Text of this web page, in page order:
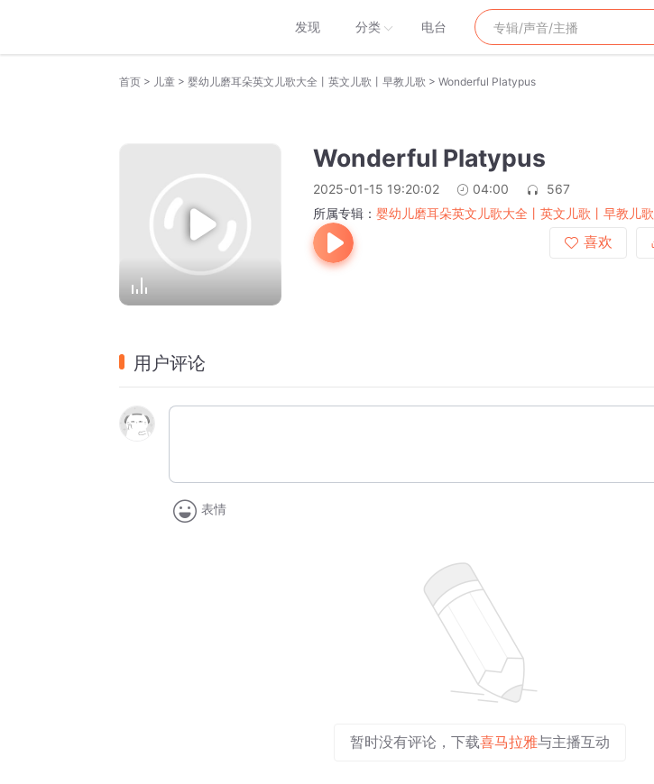
发现 分类 电台
首页 > 儿童 > 婴幼儿磨耳朵英文儿歌大全丨英文儿歌丨早教儿歌 > Wonderful Platypus
Wonderful Platypus
2025-01-15 19:20:02 04:00
567
所属专辑： 婴幼儿磨耳朵英文儿歌大全丨英文儿歌丨早教儿歌
喜欢
用户评论
表情
暂时没有评论，下载喜马拉雅与主播互动